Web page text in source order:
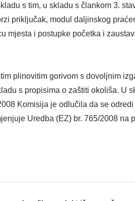
s tim, u skladu s člankom 3.
priključak, modul daljinskog
mjesta i postupke početka i
plinovitim gorivom s dovoljnim
s propisima o zaštiti okoliša. U
Komisija je odlučila da se
Uredba (EZ) br. 765/2008 na